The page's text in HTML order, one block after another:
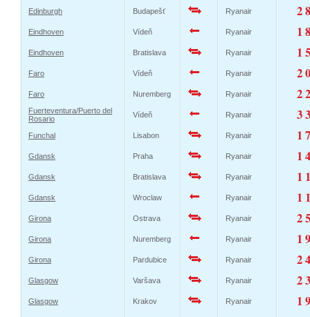
Edinburgh Budapešť Ryanair 2
Eindhoven Vídeň Ryanair 1
Eindhoven Bratislava Ryanair 1
Faro Vídeň Ryanair 2
Faro Nuremberg Ryanair 2
Fuerteventura/Puerto del
Rosario
Vídeň Ryanair 3
Funchal Lisabon Ryanair 1
Gdansk Praha Ryanair 1
Gdansk Bratislava Ryanair 1
Gdansk Wroclaw Ryanair 1
Girona Ostrava Ryanair 2
Girona Nuremberg Ryanair 1
Girona Pardubice Ryanair 2
Glasgow Varšava Ryanair 2
Glasgow Krakov Ryanair
1